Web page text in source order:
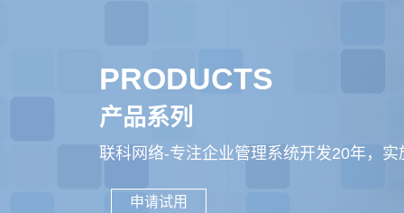
PRODUCTS
产品系列
联科网络-专注企业管理系统开发20年，实
申请试用